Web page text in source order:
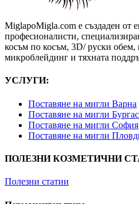
MiglapoMigla.com е създаден от
професионалисти,
косъм по косъм, 3D/ руски обем,
микроблейдинг и тяхната
УСЛУГИ:
Поставяне на мигли Варна
Поставяне на мигли Бургас
Поставяне на мигли София
Поставяне на мигли
ПОЛЕЗНИ КОЗМЕТИЧНИ
Полезни статии